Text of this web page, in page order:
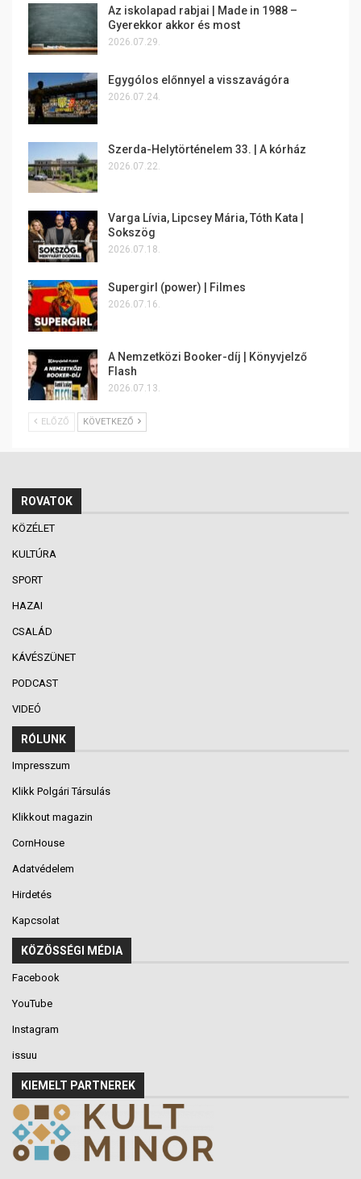
Az iskolapad rabjai | Made in 1988 –
Gyerekkor akkor és most
2026.07.29.
Egygólos előnnyel a visszavágóra
2026.07.24.
Szerda-Helytörténelem 33. | A kórház
2026.07.22.
Varga Lívia, Lipcsey Mária, Tóth Kata |
Sokszög
2026.07.18.
Supergirl (power) | Filmes
2026.07.16.
A Nemzetközi Booker-díj | Könyvjelző
Flash
2026.07.13.
ELŐZŐ KÖVETKEZŐ
ROVATOK
KÖZÉLET
KULTÚRA
SPORT
HAZAI
CSALÁD
KÁVÉSZÜNET
PODCAST
VIDEÓ
RÓLUNK
Impresszum
Klikk Polgári Társulás
Klikkout magazin
CornHouse
Adatvédelem
Hirdetés
Kapcsolat
KÖZÖSSÉGI MÉDIA
Facebook
YouTube
Instagram
issuu
KIEMELT PARTNEREK